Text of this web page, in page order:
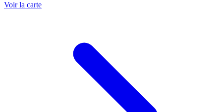
Voir la carte